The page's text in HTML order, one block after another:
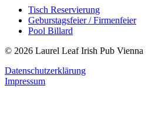
Tisch Reservierung
Geburstagsfeier / Firmenfeier
Pool Billard
© 2026 Laurel Leaf Irish Pub Vienna
Datenschutzerklärung
Impressum